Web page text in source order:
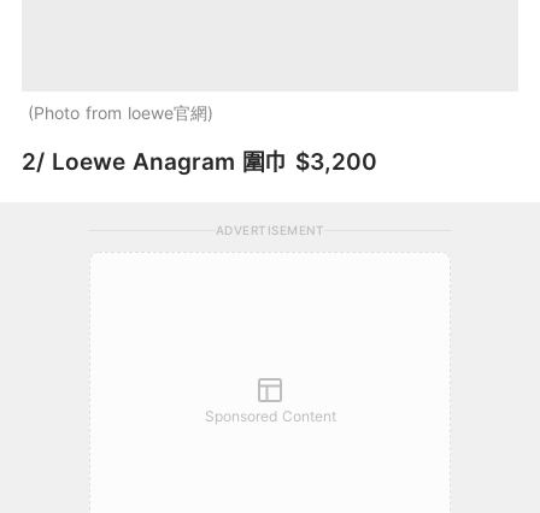
Photo from loewe官網
2/ Loewe Anagram 圍巾 $3,200
ADVERTISEMENT
Sponsored Content